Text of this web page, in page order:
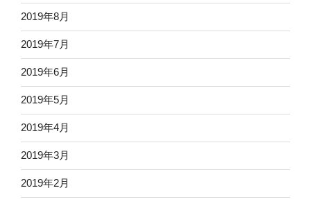
2019年8月
2019年7月
2019年6月
2019年5月
2019年4月
2019年3月
2019年2月